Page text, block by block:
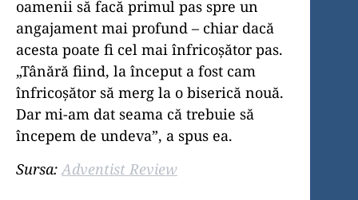
oamenii să facă primul pas spre un
angajament mai profund – chiar dacă
acesta poate fi cel mai înfricoșător pas.
„Tânără fiind, la început a fost cam
înfricoșător să merg la o biserică nouă.
Dar mi-am dat seama că trebuie să
începem de undeva”, a spus ea.
Sursa: Adventist Review